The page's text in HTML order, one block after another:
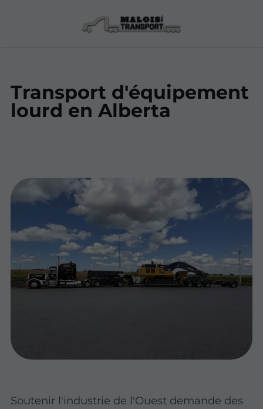
Transport d'équipement
lourd en Alberta
Soutenir l'industrie de l'Ouest demande des